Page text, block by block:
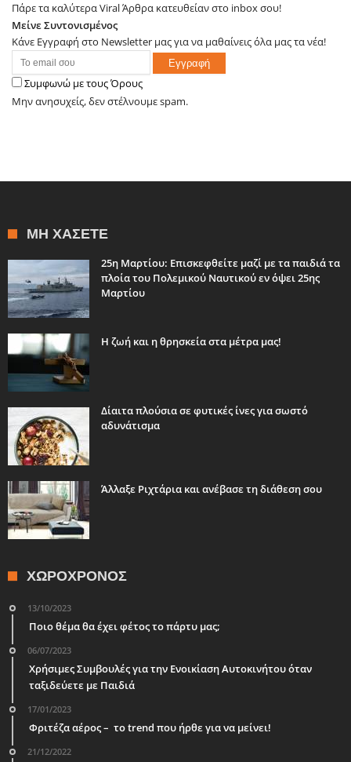
Πάρε τα καλύτερα Viral Άρθρα κατευθείαν στο inbox σου!
Μείνε Συντονισμένος
Κάνε Εγγραφή στο Newsletter μας για να μαθαίνεις όλα μας τα νέα!
Συμφωνώ με τους Όρους
Μην ανησυχείς, δεν στέλνουμε spam.
ΜΗ ΧΆΣΕΤΕ
25η Μαρτίου: Επισκεφθείτε μαζί με τα παιδιά τα
πλοία του Πολεμικού Ναυτικού εν όψει 25ης
Μαρτίου
Η ζωή και η θρησκεία στα μέτρα μας!
Δίαιτα πλούσια σε φυτικές ίνες για σωστό
αδυνάτισμα
Άλλαξε Ριχτάρια και ανέβασε τη διάθεση σου
ΧΩΡΟΧΡΌΝΟΣ
13/10/2023
Ποιο θέμα θα έχει φέτος το πάρτυ μας;
06/07/2023
Χρήσιμες Συμβουλές για την Ενοικίαση Αυτοκινήτου όταν
ταξιδεύετε με Παιδιά
17/01/2023
Φριτέζα αέρος – το trend που ήρθε για να μείνει!
21/12/2022